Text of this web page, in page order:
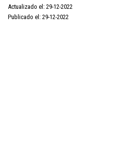
Actualizado el: 29-12-2022
Publicado el: 29-12-2022